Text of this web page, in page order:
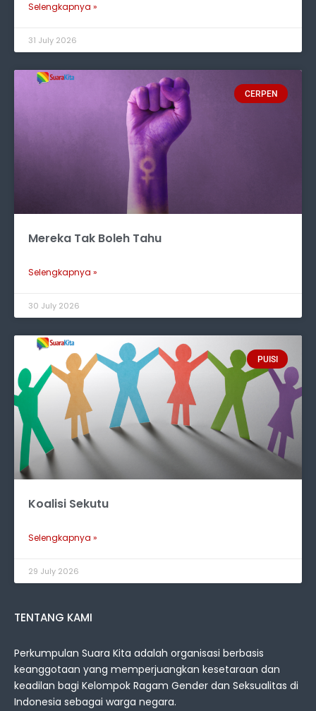
Selengkapnya »
31 July 2026
CERPEN
Mereka Tak Boleh Tahu
Selengkapnya »
30 July 2026
PUISI
Koalisi Sekutu
Selengkapnya »
29 July 2026
TENTANG KAMI
Perkumpulan Suara Kita adalah organisasi berbasis
keanggotaan yang memperjuangkan kesetaraan dan
keadilan bagi Kelompok Ragam Gender dan Seksualitas di
Indonesia sebagai warga negara.